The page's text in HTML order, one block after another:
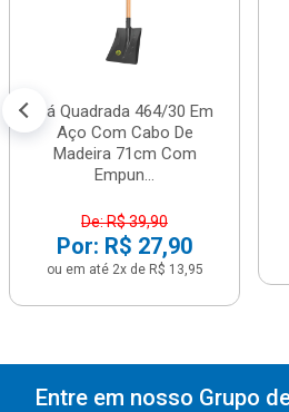
Pá Quadrada 464/30 Em
Aço Com Cabo De
Madeira 71cm Com
Empun...
De: R$ 39,90
Por: R$ 27,90
ou em até 2x de R$ 13,95
Entre em nosso Grupo